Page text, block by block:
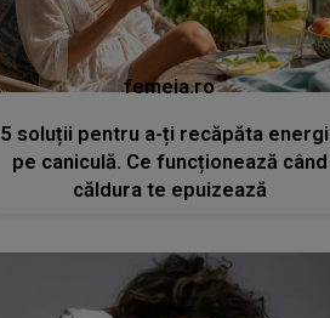
femeia.ro
5 soluții pentru a-ți recăpăta
pe caniculă. Ce funcționează când
căldura te epuizează